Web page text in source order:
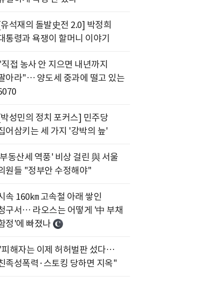
석재의 돌발史전 2.0] 박정희
통령과 욕쟁이 할머니 이야기
접 농사 안 지으면 내년까지
아라"… 양도세 중과에 떨고 있는
성민의 정치 포커스] 민주당
어삼키는 세 가지 '강박의 늪'
동산세 역풍' 비상 걸린 與 서울
원들 "정부안 수정해야"
속 160㎞ 고속철 아래 쌓인
구서… 라오스는 어떻게 '中 부채
정'에 빠졌나
해자는 이제 허허벌판 섰다…
족성폭력·스토킹 당하면 지옥"